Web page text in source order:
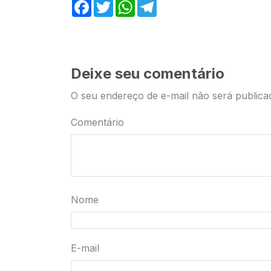
Facebook
Twitter WhatsApp
Deixe seu comentário
O seu endereço de e-mail não será
Comentário
Nome
E-mail